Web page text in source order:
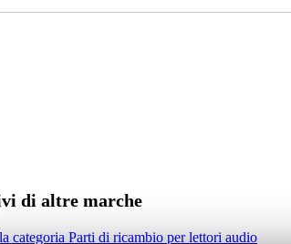
di altre marche
categoria Parti di ricambio per lettori audio